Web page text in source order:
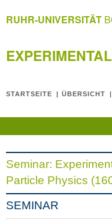
RUHR-UNIVERSITÄT
STARTSEITE ÜBERSICHT
Experimentalphysik I
Research
Teaching
Miscellaneous
Seminar:
Particle Physics
SEMINAR